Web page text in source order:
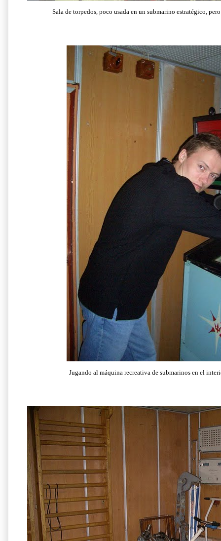
Sala de torpedos, poco usada en un submarino estratégico,
Jugando al máquina recreativa de submarinos en el